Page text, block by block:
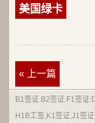
美国绿卡
« 上一篇
B1签证.B2签证.F1签证
H1B工签,K1签证,J1签